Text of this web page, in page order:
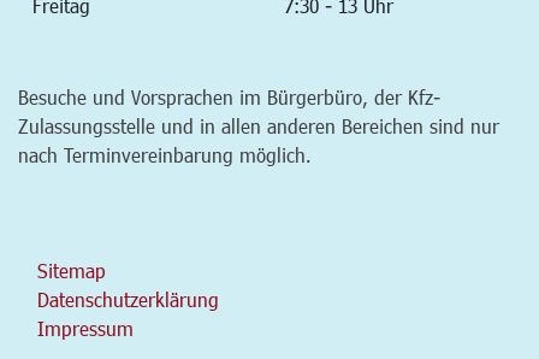
Freitag 7:30 - 13 Uhr
Besuche und Vorsprachen im Bürgerbüro, der Kfz-
Zulassungsstelle und in allen anderen Bereichen sind nur
nach Terminvereinbarung möglich.
Sitemap
Datenschutzerklärung
Impressum